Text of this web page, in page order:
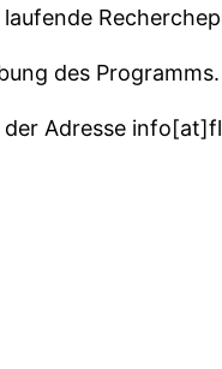
des Programms.
der Adresse